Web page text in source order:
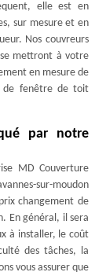
elle est en
sur mesure et en
Nos couvreurs
se mettront à votre
en mesure de
de fenêtre de toit
par notre
MD Couverture
sur-moudon
changement de
En général, il sera
à installer, le coût
des tâches, la
vous assurer que